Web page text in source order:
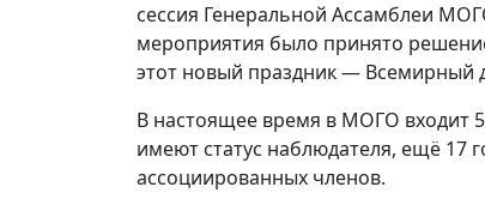
сессия Генеральной Ассамблеи
мероприятия было принято
этот новый праздник — Всемирный
В настоящее время в МОГО входит
имеют статус наблюдателя, ещё 17
ассоциированных членов.